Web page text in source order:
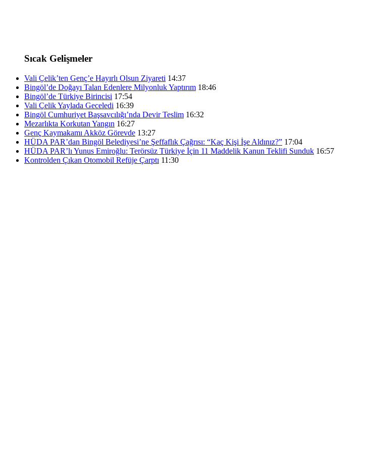
Sıcak Gelişmeler
Vali Çelik’ten Genç’e Hayırlı Olsun Ziyareti 14:37
Bingöl’de Doğayı Talan Edenlere Milyonluk Yaptırım 18:46
Bingöl’de Türkiye Birincisi 17:54
Vali Çelik Yaylada Geceledi 16:39
Bingöl Cumhuriyet Başsavcılığı’nda Devir Teslim 16:32
Mezarlıkta Korkutan Yangın 16:27
Genç Kaymakamı Akköz Görevde 13:27
HÜDA PAR’dan Bingöl Belediyesi’ne Şeffaflık Çağrısı: “Kaç Kişi İşe Aldınız?” 17:04
HÜDA PAR’lı Yunus Emiroğlu: Terörsüz Türkiye İçin 11 Maddelik Kanun Teklifi Sunduk 16:57
Kontrolden Çıkan Otomobil Refüje Çarptı 11:30